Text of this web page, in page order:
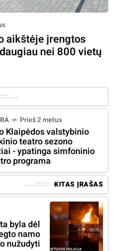
aikštėje įrengtos
nei 800 vietų
Prieš 2 metus
Klaipėdos valstybinio
teatro sezono
- ypatinga simfoninio
programa
KITAS ĮRAŠAS
byla dėl
namo
nužudyti